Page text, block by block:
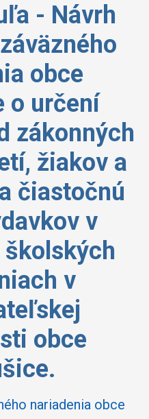
- Návrh
obce
o určení
zákonných
žiakov a
čiastočnú
v
v
obce
nariadenia obce